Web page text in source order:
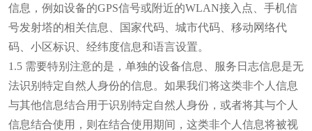
信息，例如设备的GPS信号或附近的WLAN接入点、手机信
号发射塔的相关信息、国家代码、城市代码、移动网络代
码、小区标识、经纬度信息和语言设置。
1.5 需要特别注意的是，单独的设备信息、服务日志信息是无
法识别特定自然人身份的信息。如果我们将这类非个人信息
与其他信息结合用于识别特定自然人身份，或者将其与个人
信息结合使用，则在结合使用期间，这类非个人信息将被视